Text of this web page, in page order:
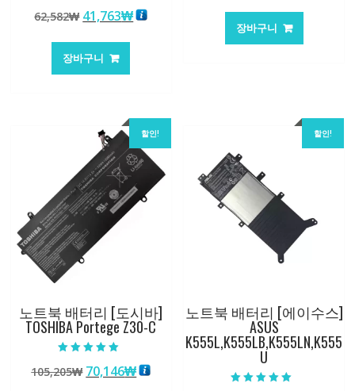
5.00
로 평가됨
62,582₩ 원
가
격:
41,763₩현
장바구니
가
격:
장바구니
할인!
노트북 배터리 [도시바]
TOSHIBA Portege Z30-C
5.00
로 평가됨
105,205₩ 원
70,146₩현
할인!
노트북 배터리 [에이수스]
ASUS
K555L,K555LB,K555LN,K555
U